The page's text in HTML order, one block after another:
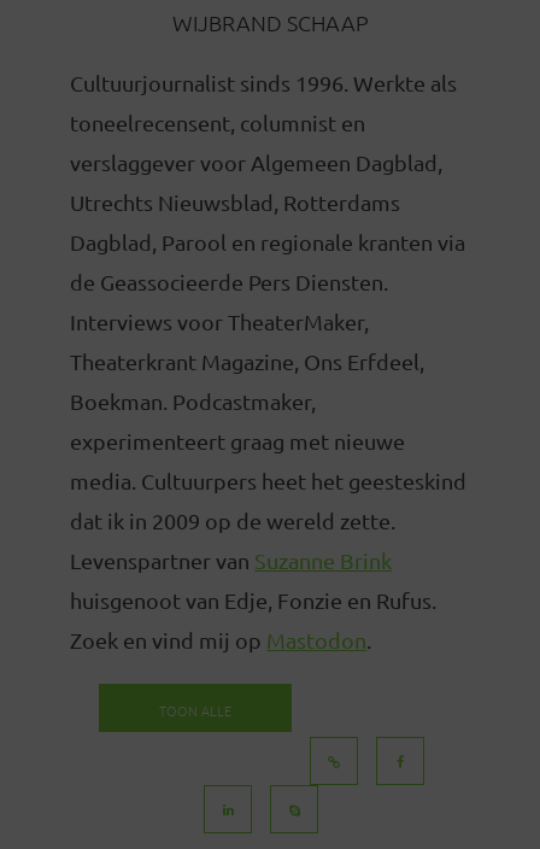
WIJBRAND SCHAAP
Cultuurjournalist sinds 1996. Werkte als
toneelrecensent, columnist en
verslaggever voor Algemeen Dagblad,
Utrechts Nieuwsblad, Rotterdams
Dagblad, Parool en regionale kranten via
de Geassocieerde Pers Diensten.
Interviews voor TheaterMaker,
Theaterkrant Magazine, Ons Erfdeel,
Boekman. Podcastmaker,
experimenteert graag met nieuwe
media. Cultuurpers heet het geesteskind
dat ik in 2009 op de wereld zette.
Levenspartner van Suzanne Brink
huisgenoot van Edje, Fonzie en Rufus.
Zoek en vind mij op Mastodon
TOON ALLE